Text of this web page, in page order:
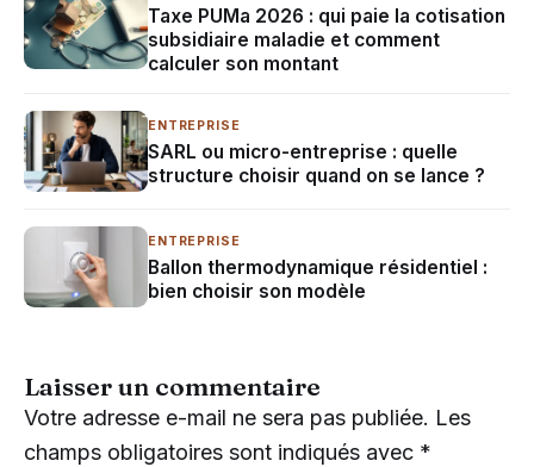
Taxe PUMa 2026 : qui paie la cotisation
subsidiaire maladie et comment
calculer son montant
ENTREPRISE
SARL ou micro-entreprise : quelle
structure choisir quand on se lance ?
ENTREPRISE
Ballon thermodynamique résidentiel :
bien choisir son modèle
Laisser un commentaire
Votre adresse e-mail ne sera pas publiée. Les
champs obligatoires sont indiqués avec *